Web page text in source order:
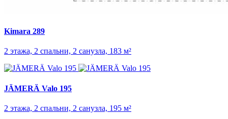
Kimara 289
2 этажа, 2 спальни, 2 санузла, 183 м²
JÄMERÄ Valo 195
2 этажа, 2 спальни, 2 санузла, 195 м²